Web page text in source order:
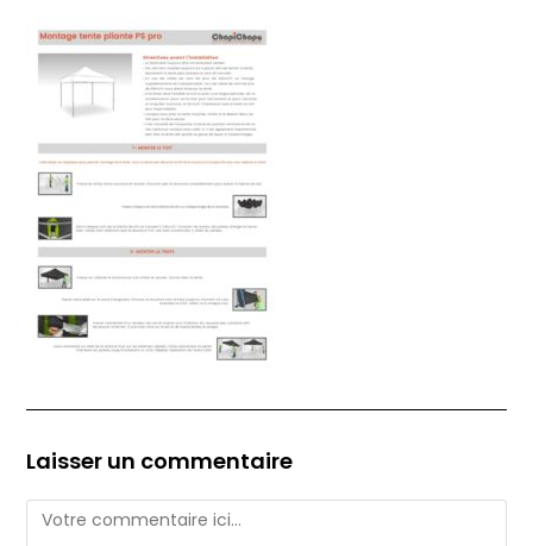
Laisser un commentaire
Comment